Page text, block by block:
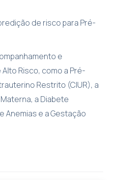
de risco para Pré-
e
Risco, como a Pré-
Restrito (CIUR), a
a Diabete
Anemias e a Gestação